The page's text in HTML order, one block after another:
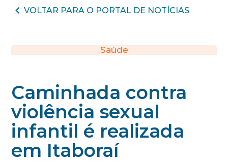
VOLTAR PARA O PORTAL DE NOTÍCIAS
Saúde
Caminhada contra
violência sexual
infantil é realizada
em Itaboraí